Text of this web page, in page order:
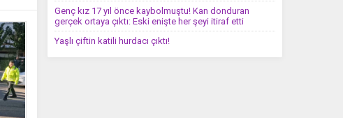
Genç kız 17 yıl önce kaybolmuştu! Kan donduran
gerçek ortaya çıktı: Eski enişte her şeyi itiraf etti
Yaşlı çiftin katili hurdacı çıktı!